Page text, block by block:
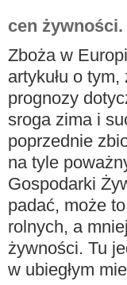
cen żywności.
Zboża w
artykułu o
prognozy
sroga zima i
poprzednie
na tyle
Gospodarki
padać, może
rolnych, a
żywności. Tu
w ubiegłym